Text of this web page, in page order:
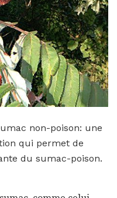
non-poison: une
qui permet de
du sumac-poison.